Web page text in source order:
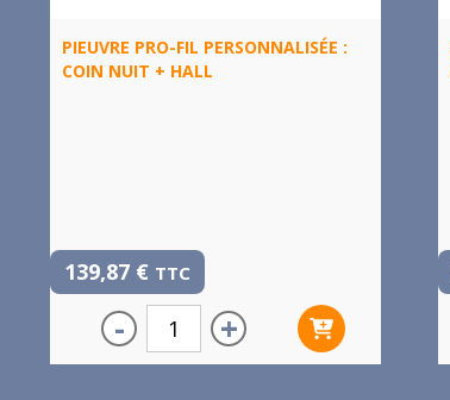
PIEUVRE PRO-FIL PERSONNALISÉE :
COIN NUIT + HALL
139,87 € TTC
- +